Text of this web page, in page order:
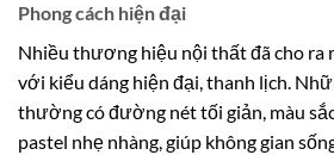
Phong cách hiện đại
Nhiều thương hiệu nội thất đã cho ra
với kiểu dáng hiện đại, thanh lịch.
thường có đường nét tối giản, màu
pastel nhẹ nhàng, giúp không gian